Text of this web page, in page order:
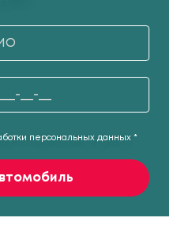
персональных данных *